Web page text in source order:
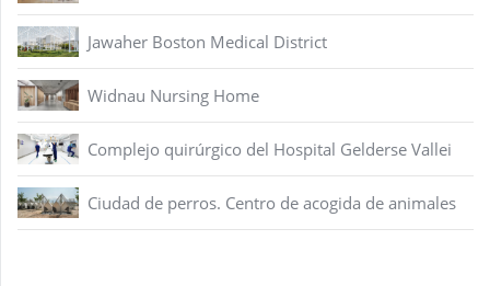
Jawaher Boston Medical District
Widnau Nursing Home
Complejo quirúrgico del Hospital Gelderse Vallei
Ciudad de perros. Centro de acogida de animales